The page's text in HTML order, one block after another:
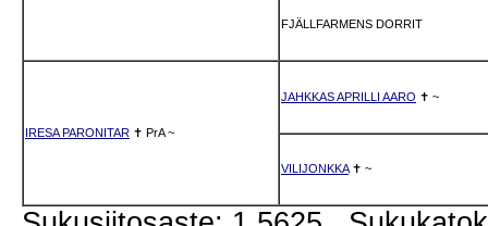
FJÄLLFARMENS DORRIT
IRESA PARONITAR ✝ PrA ~
JAHKKAS APRILLI AARO ✝ ~
VILIJONKKA✝ ~